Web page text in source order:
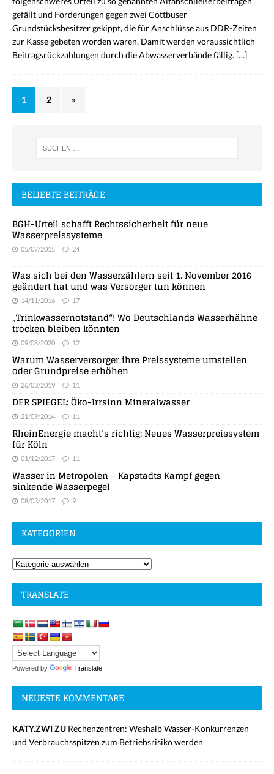
gefällt und Forderungen gegen zwei Cottbuser
Grundstücksbesitzer gekippt, die für Anschlüsse aus DDR-Zeiten
zur Kasse gebeten worden waren. Damit werden voraussichtlich
Beitragsrückzahlungen durch die Abwasserverbände fällig. […]
1 2 »
BELIEBTE BEITRÄGE
BGH-Urteil schafft Rechtssicherheit für neue
Wasserpreissysteme
05/07/2015 24
Was sich bei den Wasserzählern seit 1. November 2016
geändert hat und was Versorger tun können
14/11/2016 17
„Trinkwassernotstand“! Wo Deutschlands Wasserhähne
trocken bleiben könnten
09/08/2020 12
Warum Wasserversorger ihre Preissysteme umstellen
oder Grundpreise erhöhen
26/03/2019 11
DER SPIEGEL: Öko-Irrsinn Mineralwasser
21/09/2014 11
RheinEnergie macht’s richtig: Neues Wasserpreissystem
für Köln
01/12/2017 11
Wasser in Metropolen – Kapstadts Kampf gegen
sinkende Wasserpegel
08/03/2017 9
KATEGORIEN
TRANSLATE
Powered by Translate
NEUESTE KOMMENTARE
KATY.ZWI ZU Rechenzentren: Weshalb Wasser-Konkurrenzen
und Verbrauchsspitzen zum Betriebsrisiko werden